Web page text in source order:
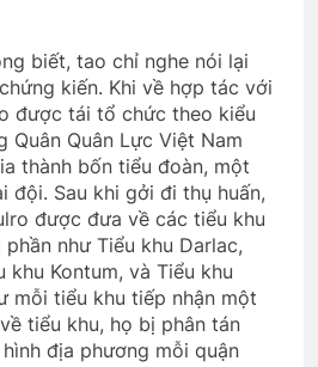
TÌNH XỨ HOA ANH ĐÀO
Ago
biết, tao chỉ nghe nói lại
kiến. Khi về hợp tác với
được tái tổ chức theo kiểu
Quân Quân Lực Việt Nam
thành bốn tiểu đoàn, một
đội. Sau khi gởi đi thụ huấn,
được đưa về các tiểu khu
như Tiểu khu Darlac,
khu Kontum, và Tiểu khu
mỗi tiểu khu tiếp nhận một
tiểu khu, họ bị phân tán
địa phương mỗi quận